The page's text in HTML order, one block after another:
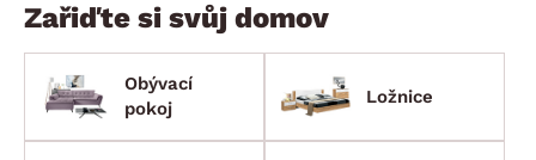
Zařiďte si svůj domov
Obývací
pokoj
Ložnice